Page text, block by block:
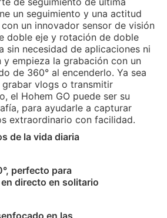
seguimiento automático
un seguimiento y una actitud
un innovador sensor de visión
doble eje y rotación de doble
sin necesidad de aplicaciones ni
empieza la grabación con un
de 360° al encenderlo. Ya sea
grabar vlogs o transmitir
el Hohem GO puede ser su
para ayudarle a capturar
extraordinario con facilidad.
de la vida diaria
perfecto para
directo en solitario